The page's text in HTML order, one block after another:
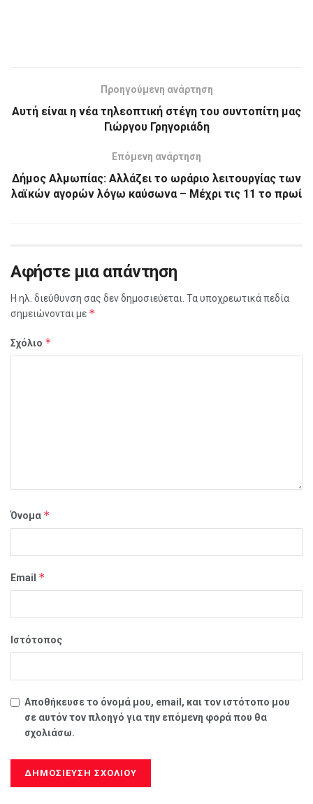
Προηγούμενη ανάρτηση
Αυτή είναι η νέα τηλεοπτική στέγη του συντοπίτη μας
Γιώργου Γρηγοριάδη
Επόμενη ανάρτηση
Δήμος Αλμωπίας: Αλλάζει το ωράριο λειτουργίας των
λαϊκών αγορών λόγω καύσωνα – Μέχρι τις 11 το πρωί
Αφήστε μια απάντηση
Η ηλ. διεύθυνση σας δεν δημοσιεύεται. Τα υποχρεωτικά πεδία
σημειώνονται με *
Σχόλιο *
Όνομα *
Email *
Ιστότοπος
Αποθήκευσε το όνομά μου, email, και τον ιστότοπο μου
σε αυτόν τον πλοηγό για την επόμενη φορά που θα
σχολιάσω.